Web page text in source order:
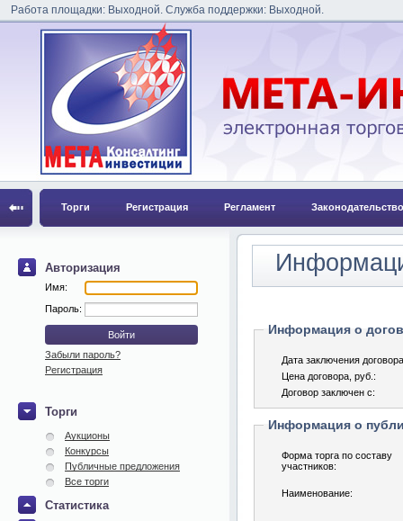
Работа площадки: Выходной. Служба поддержки: Выходной.
Торги Регистрация Регламент Законодательство
Авторизация
Имя:
Пароль:
Забыли пароль?
Регистрация
Торги
Аукционы
Конкурсы
Публичные предложения
Все торги
Статистика
Информация о
Дата заключения
Цена договора, pуб.:
Договор заключен с:
Информация о
Форма торга по составу
участников:
Наименование: